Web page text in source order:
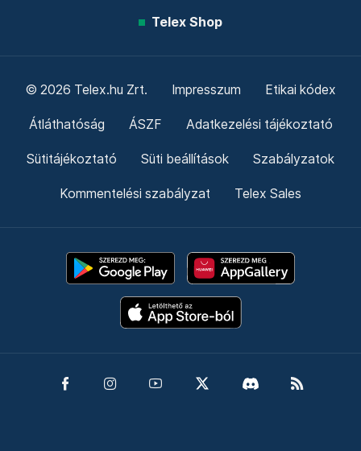
Telex Shop
© 2026 Telex.hu Zrt. Impresszum Etikai kódex
Átláthatóság ÁSZF Adatkezelési tájékoztató
Sütitájékoztató Süti beállítások Szabályzatok
Kommentelési szabályzat Telex Sales